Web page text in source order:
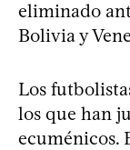
eliminado
Bolivia y
Los
los que han
ecuménicos.